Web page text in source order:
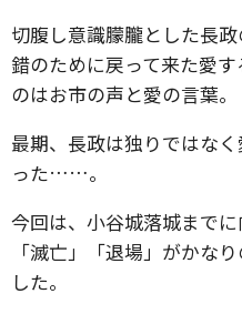
切腹し意識朦朧とした長
錯のために戻って来た愛
のはお市の声と愛の言葉。
最期、長政は独りではな
った……。
今回は、小谷城落城までに
「滅亡」「退場」がかな
した。